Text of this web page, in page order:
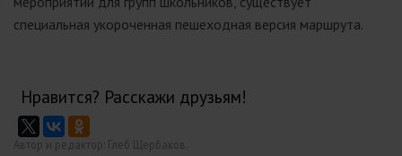
специальная укороченная пешеходная версия маршрута.
Нравится? Расскажи друзьям!
Автор и редактор: Глеб Щербаков.